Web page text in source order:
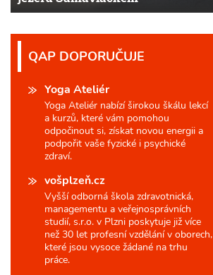
QAP DOPORUČUJE
Yoga Ateliér
Yoga Ateliér nabízí širokou škálu lekcí
a kurzů, které vám pomohou
odpočinout si, získat novou energii a
podpořit vaše fyzické i psychické
zdraví.
vošplzeň.cz
Vyšší odborná škola zdravotnická,
managementu a veřejnosprávních
studií, s.r.o. v Plzni poskytuje již více
než 30 let profesní vzdělání v oborech,
které jsou vysoce žádané na trhu
práce.